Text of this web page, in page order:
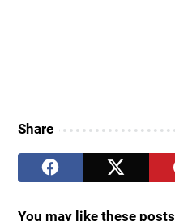
Share
You may like these posts